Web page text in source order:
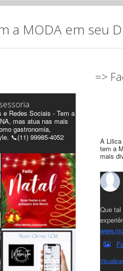
a MODA em seu
e Redes Sociais - Tem a
mas atua nas mais
gastronomia,
📞(11) 99985-4052
=>
A
tem a
mais
Que